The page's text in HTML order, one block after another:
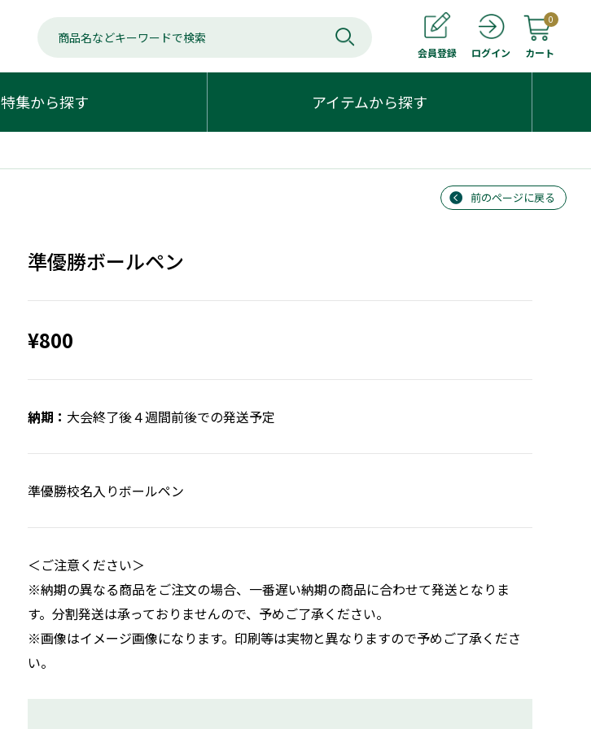
会員登録 ログイン
0
カート
特集から探す アイテムから探す
前のページに戻る
準優勝ボールペン
¥800
大会終了後４週間前後での発送予定
準優勝校名入りボールペン
＜ご注意ください＞
※納期の異なる商品をご注文の場合、一番遅い納期の商品に合わせて発送となりま
す。分割発送は承っておりませんので、予めご了承ください。
※画像はイメージ画像になります。印刷等は実物と異なりますので予めご了承くださ
い。